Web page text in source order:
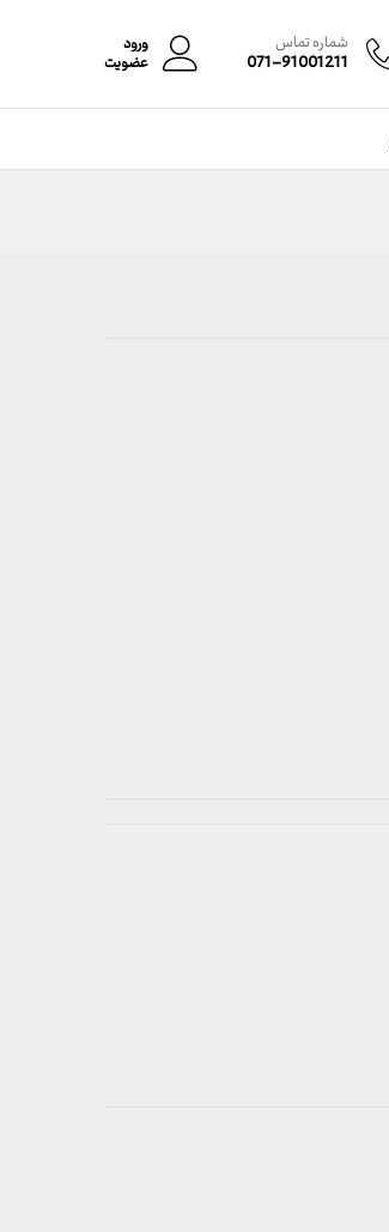
شماره تماس
071-91001211
ورود
عضویت